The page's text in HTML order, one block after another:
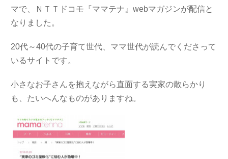
マで、ＮＴＴドコモ『ママテナ』webマガジンが配信と
なりました。
20代～40代の子育て世代、ママ世代が読んでくださって
いるサイトです。
小さなお子さんを抱えながら直面する実家の散らかり
も、たいへんなものがありますね。